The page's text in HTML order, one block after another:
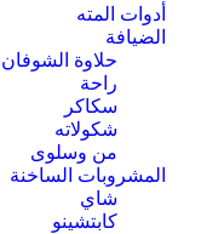
أدوات المته
الضيافة
حلاوة الشوفان
راحة
سكاكر
شكولاته
من وسلوى
المشروبات الساخنة
شاي
كابتشينو